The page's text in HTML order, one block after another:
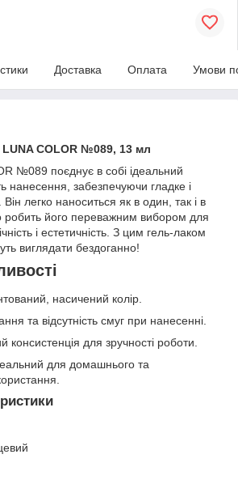
Доставка Оплата Умови
LUNA COLOR №089, 13 мл
№089 поєднує в собі ідеальний
нанесення, забезпечуючи гладке і
Він легко наноситься як в один, так і в
його переважним вибором для
і естетичність. З цим гель-лаком
виглядати бездоганно!
насичений колір.
та відсутність смуг при нанесенні.
консистенція для зручності роботи.
для домашнього та